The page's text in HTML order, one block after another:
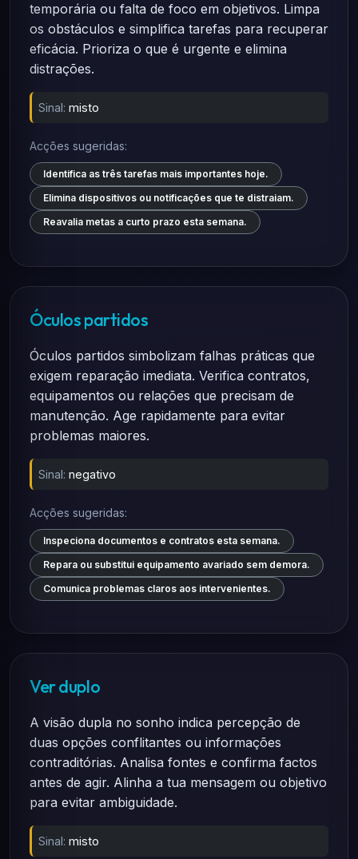
temporária ou falta de foco em objetivos. Limpa
os obstáculos e simplifica tarefas para recuperar
eficácia. Prioriza o que é urgente e elimina
distrações.
Sinal: misto
Acções sugeridas:
Identifica as três tarefas mais importantes hoje.
Elimina dispositivos ou notificações que te distraiam.
Reavalia metas a curto prazo esta semana.
Óculos partidos
Óculos partidos simbolizam falhas práticas que
exigem reparação imediata. Verifica contratos,
equipamentos ou relações que precisam de
manutenção. Age rapidamente para evitar
problemas maiores.
Sinal: negativo
Acções sugeridas:
Inspeciona documentos e contratos esta semana.
Repara ou substitui equipamento avariado sem demora.
Comunica problemas claros aos intervenientes.
Ver duplo
A visão dupla no sonho indica percepção de
duas opções conflitantes ou informações
contraditórias. Analisa fontes e confirma factos
antes de agir. Alinha a tua mensagem ou objetivo
para evitar ambiguidade.
Sinal: misto